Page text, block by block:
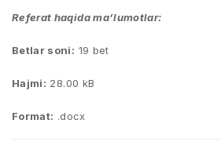
Referat haqida ma’lumotlar:
Betlar soni: 19 bet
Hajmi: 28.00 kB
Format: .docx